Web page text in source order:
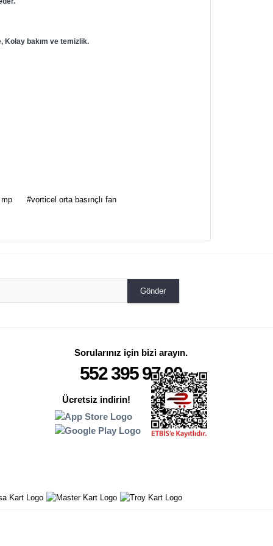
Kolay bakım ve temizlik.
#vorticel orta basınçlı fan
Gönder
Sorularınız için bizi arayın.
552 395 97 00
Ücretsiz indirin!